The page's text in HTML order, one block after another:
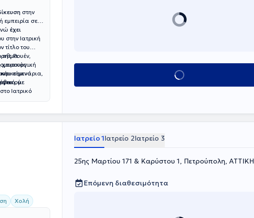
στην
εμπειρία σε
έχει
στην Ιατρική
τίτλο του
Ρουέν,
με
Ιατρικό
σεμινάρια,
Κλείσε ραντεβού
Χολή
Ιατρείο 1Ιατρείο 2Ιατρείο 3
25ης Μαρτίου 171 & Καρύστου 1, Πετρούπολη, ΑΤΤΙΚΗ
Επόμενη διαθεσιμότητα